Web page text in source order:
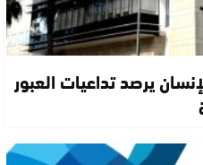
يرصد تداعيات العبور